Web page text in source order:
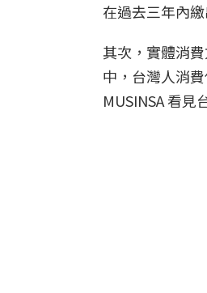
在過去三年內
其次，實體消
中，台灣人消
MUSINSA 看